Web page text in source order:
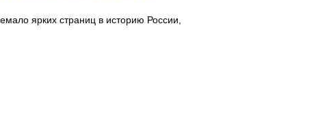
ярких страниц в историю России,